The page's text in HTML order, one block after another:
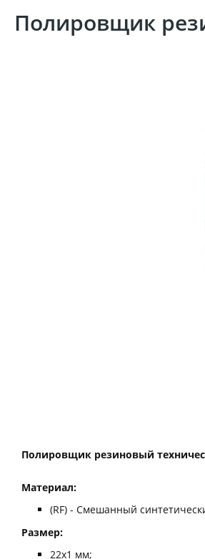
Полировщик
Полировщик резиновый
Материал:
(RF) - Смешанный
Размер:
22х1 мм;